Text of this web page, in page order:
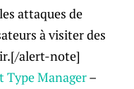
attaques de
à visiter des
alert-note]
Type Manager–